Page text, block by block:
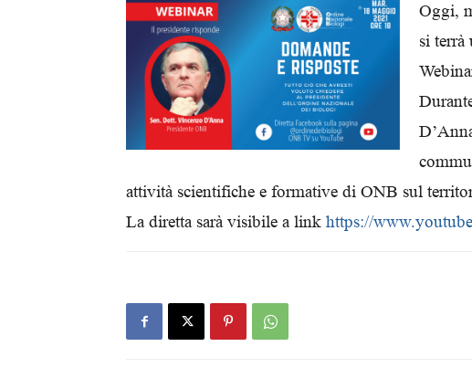
Oggi,
si
attività scientifiche e formative di ONB sul
La diretta sarà visibile a link https://